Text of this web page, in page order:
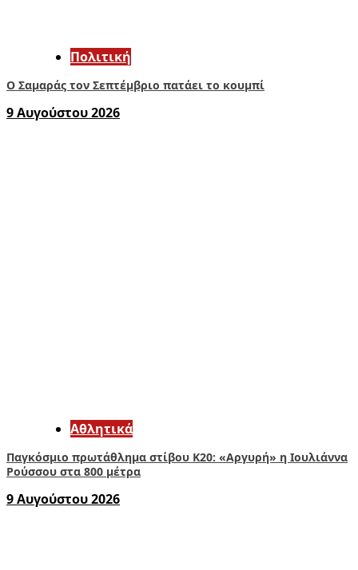
Πολιτική
Ο Σαμαράς τον Σεπτέμβριο πατάει το κουμπί
9 Αυγούστου 2026
Αθλητικά
Παγκόσμιο πρωτάθλημα στίβου Κ20: «Αργυρή» η Ιουλιάννα
Ρούσσου στα 800 μέτρα
9 Αυγούστου 2026